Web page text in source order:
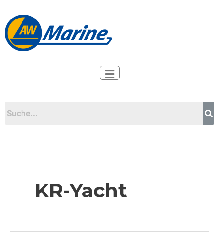
Inhalt
springen
KR-Yacht